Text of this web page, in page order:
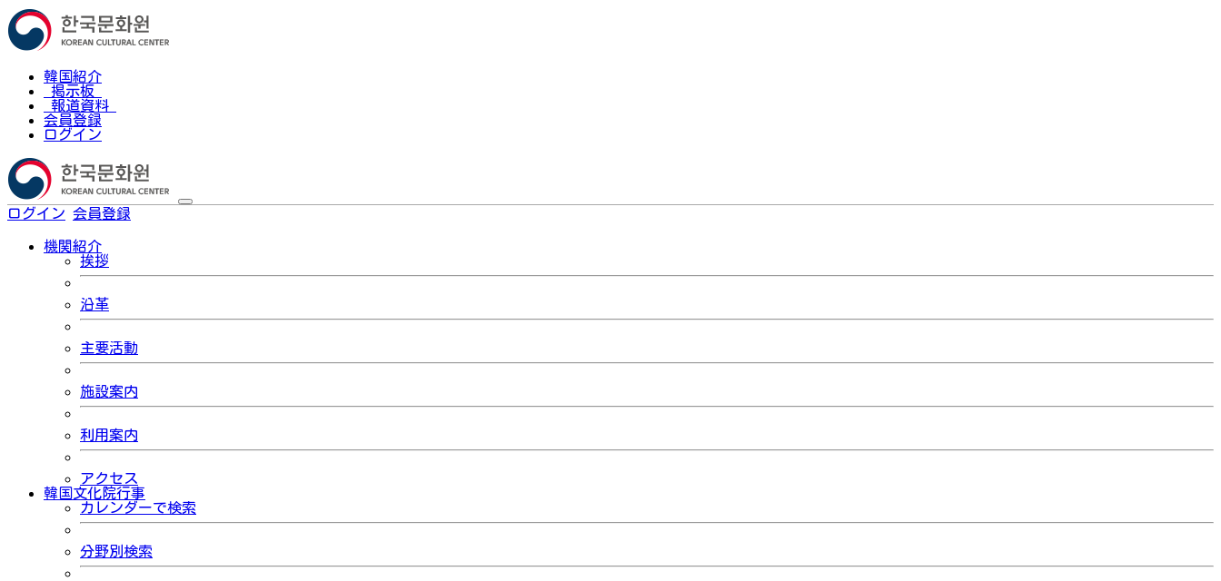
韓国紹介
掲示板
報道資料
会員登録
ログイン
ログイン 会員登録
機関紹介
挨拶
沿革
主要活動
施設案内
利用案内
アクセス
韓国文化院行事
カレンダーで検索
分野別検索